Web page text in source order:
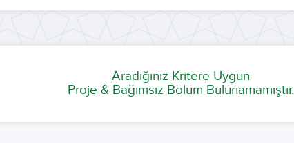
Aradığınız Kritere Uygun
Proje & Bağımsız Bölüm Bulunamamıştır.